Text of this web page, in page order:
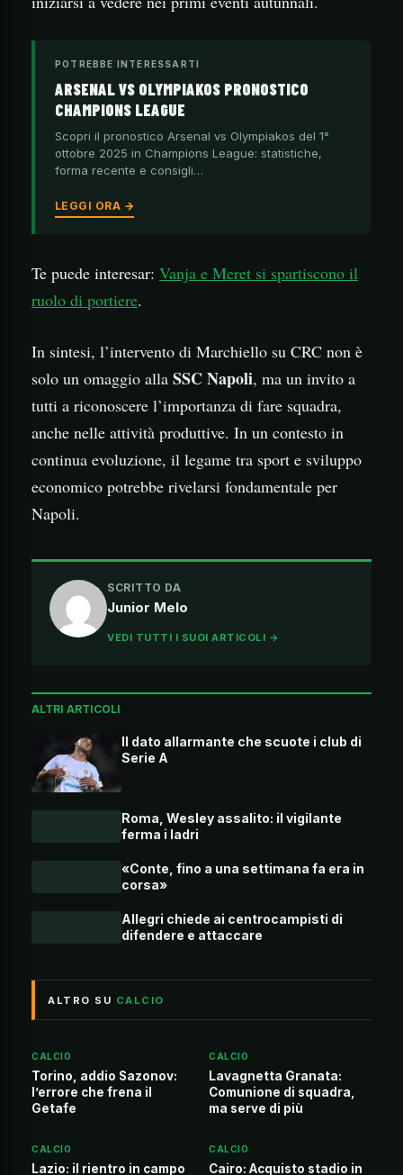
POTREBBE INTERESSARTI
ARSENAL VS OLYMPIAKOS PRONOSTICO
CHAMPIONS LEAGUE
Scopri il pronostico Arsenal vs Olympiakos del 1°
ottobre 2025 in Champions League: statistiche,
forma recente e consigli…
LEGGI ORA →
Te puede interesar: Vanja e Meret si spartiscono il
ruolo di portiere.
In sintesi, l’intervento di Marchiello su CRC non è
solo un omaggio alla SSC Napoli, ma un invito a
tutti a riconoscere l’importanza di fare squadra,
anche nelle attività produttive. In un contesto in
continua evoluzione, il legame tra sport e sviluppo
economico potrebbe rivelarsi fondamentale per
Napoli.
SCRITTO DA
Junior Melo
VEDI TUTTI I SUOI ARTICOLI →
ALTRI ARTICOLI
Il dato allarmante che scuote i club di
Serie A
Roma, Wesley assalito: il vigilante
ferma i ladri
«Conte, fino a una settimana fa era in
corsa»
Allegri chiede ai centrocampisti di
difendere e attaccare
ALTRO SU CALCIO
CALCIO
Torino, addio Sazonov:
l’errore che frena il
Getafe
CALCIO
Lavagnetta Granata:
Comunione di squadra,
ma serve di più
CALCIO
Lazio: il rientro in campo
CALCIO
Cairo: Acquisto stadio in